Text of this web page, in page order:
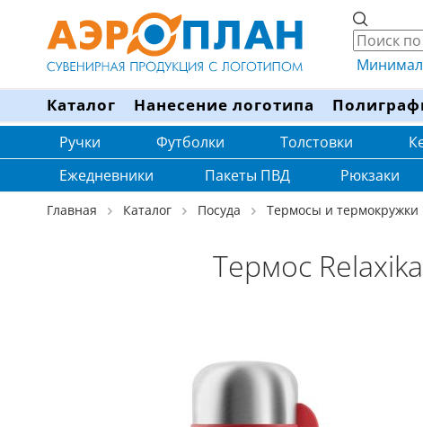
Каталог Нанесение логотипа
Ручки Футболки Толстовки
Ежедневники
Пакеты ПВД Рюкзаки
Главная Каталог Посуда Термосы и термокружки
Термос